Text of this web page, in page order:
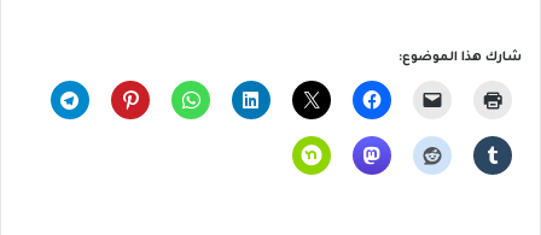
شارك هذا الموضوع: